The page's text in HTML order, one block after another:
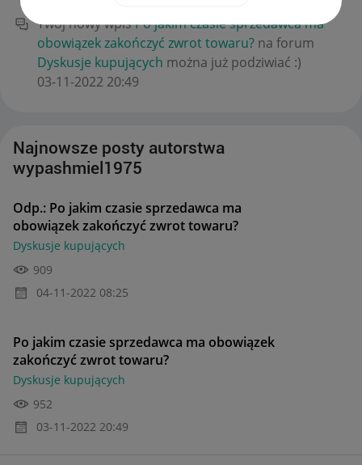
Twój nowy wpisPo jakim czasie sprzedawca ma
obowiązek zakończyć zwrot towaru? na forum
Dyskusje kupujących można już podziwiać :)
‎03-11-2022 20:49
Najnowsze posty autorstwa
wypashmiel1975
Odp.: Po jakim czasie sprzedawca ma
obowiązek zakończyć zwrot towaru?
Dyskusje kupujących
909
‎04-11-2022 08:25
Po jakim czasie sprzedawca ma obowiązek
zakończyć zwrot towaru?
Dyskusje kupujących
952
‎03-11-2022 20:49